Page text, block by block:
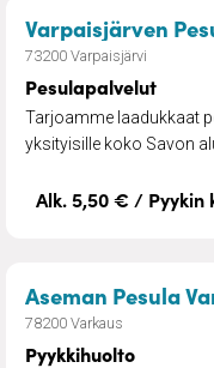
Varpaisjärven
73200 Varpaisjärvi
Pesulapalvelut
Tarjoamme laadukkaat
yksityisille koko Savon
Alk. 5,50 € / Pyykin
Aseman Pesula
78200 Varkaus
Pyykkihuolto